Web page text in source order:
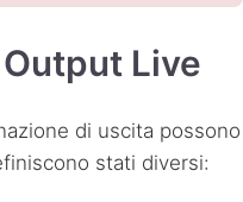
Live
di uscita possono
stati diversi: